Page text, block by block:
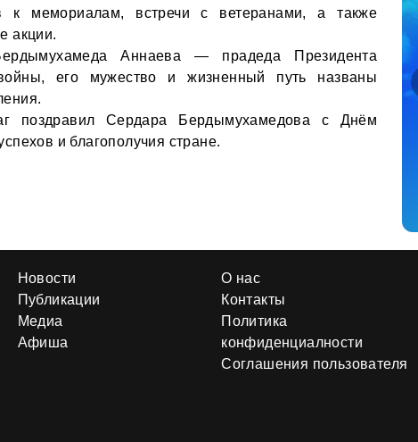
к мемориалам, встречи с ветеранами, а также
акции.
Аннаева — прадеда Президента
его мужество и жизненный путь названы
поздравил Сердара Бердымухамедова с Днём
и благополучия стране.
Новости
Публикации
Медиа
Афиша
О нас
Контакты
Политика
конфиденциалности
Соглашения пользователя